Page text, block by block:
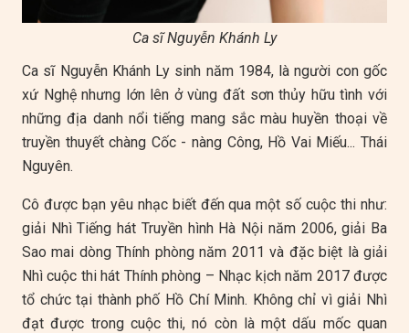
Ca sĩ Nguyễn Khánh Ly
Ca sĩ Nguyễn Khánh Ly sinh năm 1984, là người con gốc
xứ Nghệ nhưng lớn lên ở vùng đất sơn thủy hữu tình với
những địa danh nổi tiếng mang sắc màu huyền thoại về
truyền thuyết chàng Cốc - nàng Công, Hồ Vai Miếu... Thái
Nguyên.
Cô được bạn yêu nhạc biết đến qua một số cuộc thi như:
giải Nhì Tiếng hát Truyền hình Hà Nội năm 2006, giải Ba
Sao mai dòng Thính phòng năm 2011 và đặc biệt là giải
Nhì cuộc thi hát Thính phòng – Nhạc kịch năm 2017 được
tổ chức tại thành phố Hồ Chí Minh. Không chỉ vì giải Nhì
đạt được trong cuộc thi, nó còn là một dấu mốc quan